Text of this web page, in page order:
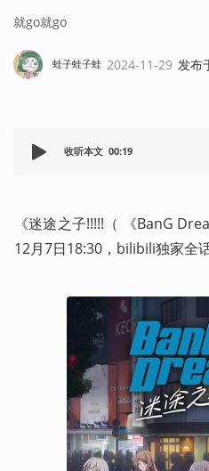
就go就go
蛙子蛙子蛙 2024-11-29 发布
收听本文 00:19
《迷途之子!!!!!（ 《BanG
12月7日18:30，bilibili独家全